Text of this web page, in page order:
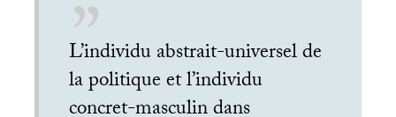
L’individu abstrait-universel de
la politique et l’individu